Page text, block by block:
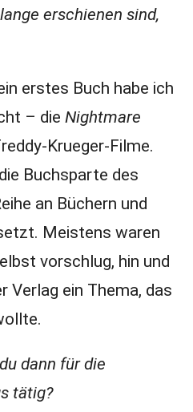
erschienen sind,
erstes Buch habe ich
– die Nightmare
Krueger-Filme.
Buchsparte des
an Büchern und
Meistens waren
vorschlug, hin und
Verlag ein Thema, das
dann für die
tätig?